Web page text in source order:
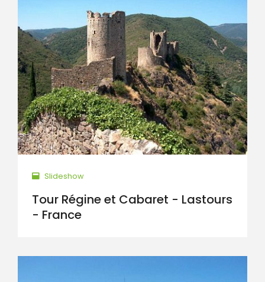
Slideshow
Tour Régine et Cabaret - Lastours
- France